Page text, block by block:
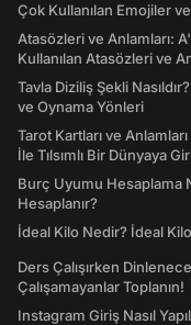
Çok Kullanılan Emojiler
Atasözleri ve Anlamları:
Kullanılan Atasözleri ve
Tavla Diziliş Şekli
ve Oynama Yönleri
Tarot Kartları ve
İle Tılsımlı Bir Dünyaya
Burç Uyumu Hesaplama
Hesaplanır?
İdeal Kilo Nedir? İdeal Kilo
Ders Çalışırken
Çalışamayanlar Toplanın!
Instagram Giriş Nasıl